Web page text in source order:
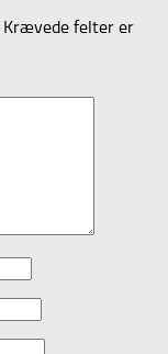
Krævede felter er